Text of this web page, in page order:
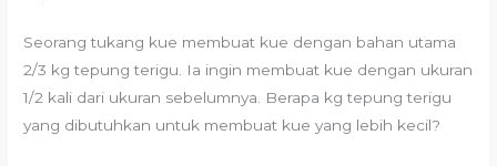
Seorang tukang kue membuat kue dengan bahan utama
2/3 kg tepung terigu. Ia ingin membuat kue dengan ukuran
1/2 kali dari ukuran sebelumnya. Berapa kg tepung terigu
yang dibutuhkan untuk membuat kue yang lebih kecil?